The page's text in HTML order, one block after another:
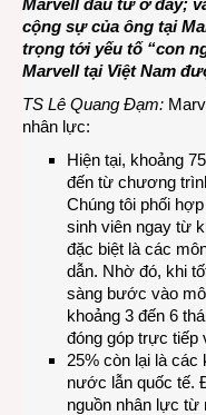
cộng sự của ông tại
trọng tới yếu tố “con
Marvell tại Việt Nam
TS Lê Quang Đạm:
nhân lực:
Hiện tại, khoảng
đến từ chương
Chúng tôi phối
sinh viên ngay từ
đặc biệt là các
dẫn. Nhờ đó, khi
sàng bước vào
khoảng 3 đến 6
đóng góp trực tiếp
25% còn lại là
nước lẫn quốc tế.
nguồn nhân lực